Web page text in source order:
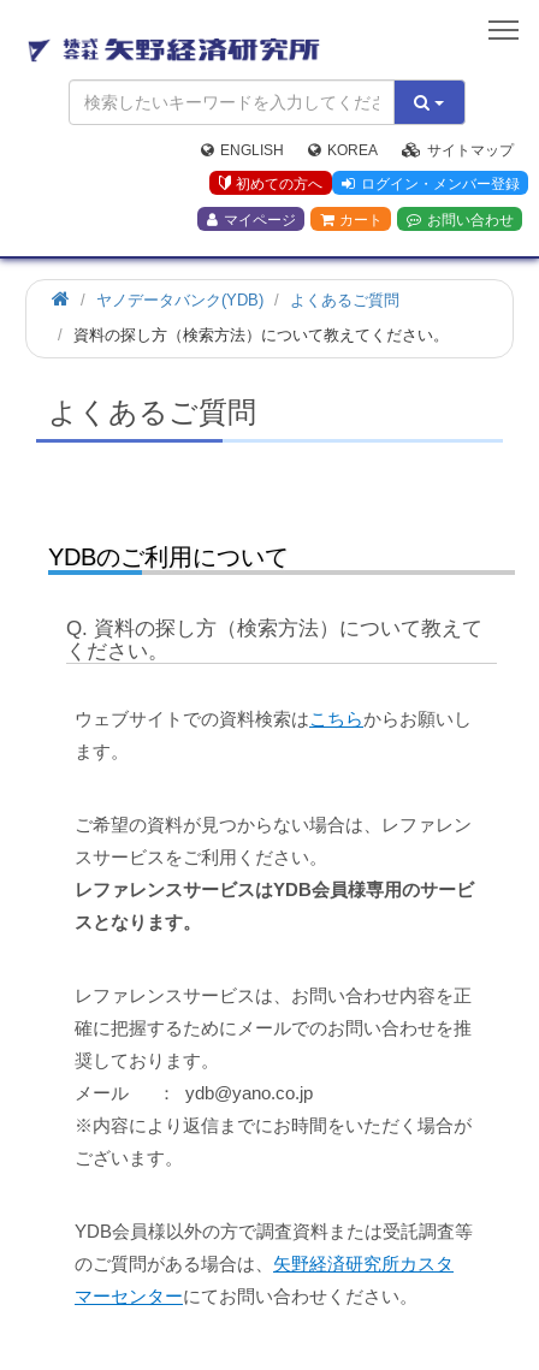
矢
野
経
済
研
究
所
ENGLISH KOREA
サイトマップ
初めての方へ
ログイン・メンバー登録
マイページ カート お問い合わせ
ホ
ー
ヤノデータバンク(YDB)
よくあるご質問
資料の探し方（検索方法）について教えてください。
よくあるご質問
YDBのご利用について
Q. 資料の探し方（検索方法）について教えて
ください。
ウェブサイトでの資料検索はこちらからお願いし
ます。
ご希望の資料が見つからない場合は、レファレン
スサービスをご利用ください。
レファレンスサービスはYDB会員様専用のサービ
スとなります。
レファレンスサービスは、お問い合わせ内容を正
確に把握するためにメールでのお問い合わせを推
奨しております。
メール ： ydb@yano.co.jp
※内容により返信までにお時間をいただく場合が
ございます。
YDB会員様以外の方で調査資料または受託調査等
のご質問がある場合は、 矢野経済研究所カスタ
マーセンターにてお問い合わせください。